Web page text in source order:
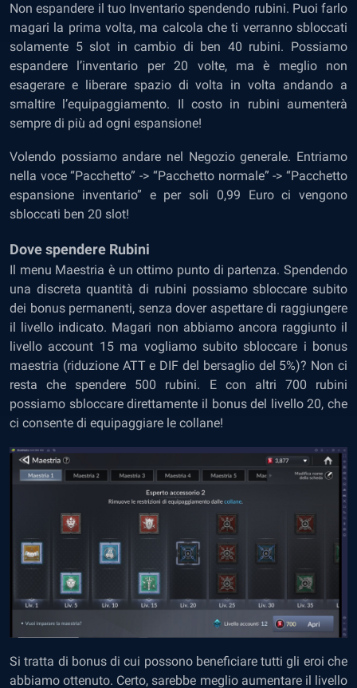
Non espandere il tuo Inventario spendendo rubini. Puoi farlo
magari la prima volta, ma calcola che ti verranno sbloccati
solamente 5 slot in cambio di ben 40 rubini. Possiamo
espandere l’inventario per 20 volte, ma è meglio non
esagerare e liberare spazio di volta in volta andando a
smaltire l’equipaggiamento. Il costo in rubini aumenterà
sempre di più ad ogni espansione!
Volendo possiamo andare nel Negozio generale. Entriamo
nella voce “Pacchetto” -> “Pacchetto normale” -> “Pacchetto
espansione inventario” e per soli 0,99 Euro ci vengono
sbloccati ben 20 slot!
Dove spendere Rubini
Il menu Maestria è un ottimo punto di partenza. Spendendo
una discreta quantità di rubini possiamo sbloccare subito
dei bonus permanenti, senza dover aspettare di raggiungere
il livello indicato. Magari non abbiamo ancora raggiunto il
livello account 15 ma vogliamo subito sbloccare i bonus
maestria (riduzione ATT e DIF del bersaglio del 5%)? Non ci
resta che spendere 500 rubini. E con altri 700 rubini
possiamo sbloccare direttamente il bonus del livello 20, che
ci consente di equipaggiare le collane!
Si tratta di bonus di cui possono beneficiare tutti gli eroi che
abbiamo ottenuto. Certo, sarebbe meglio aumentare il livello